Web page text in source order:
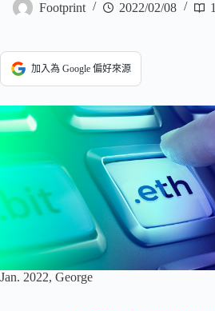
Footprint 2022/02/08
加入為 Google 偏好來源
Jan. 2022, George